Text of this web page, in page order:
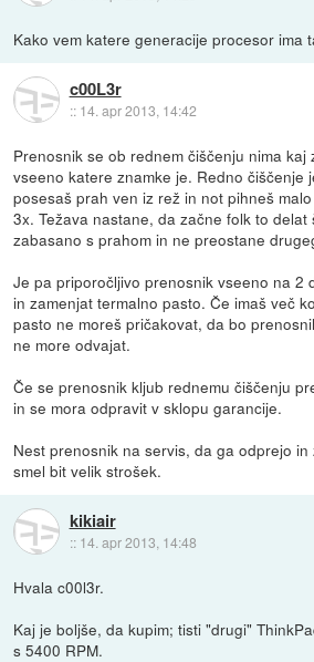
Kako vem katere generacije procesor ima
c00L3r
:: 14. apr 2013, 14:42
Prenosnik se ob rednem čiščenju nima kaj
vseeno katere znamke je. Redno čiščenje
posesaš prah ven iz rež in not pihneš
3x. Težava nastane, da začne folk to
zabasano s prahom in ne preostane
Je pa priporočljivo prenosnik vseeno na 2
in zamenjat termalno pasto. Če imaš več
pasto ne moreš pričakovat, da bo
ne more odvajat.
Če se prenosnik kljub rednemu čiščenju
in se mora odpravit v sklopu garancije.
Nest prenosnik na servis, da ga odprejo
smel bit velik strošek.
kikiair
:: 14. apr 2013, 14:48
Hvala c00l3r.
Kaj je boljše, da kupim; tisti "drugi"
s 5400 RPM.